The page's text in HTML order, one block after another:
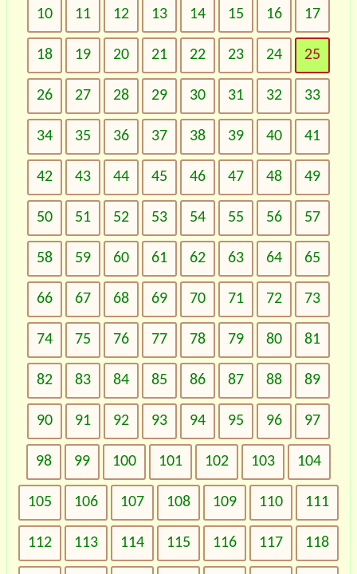
10 11 12 13 14 15 16 17
18 19 20 21 22 23 24 25
26 27 28 29 30 31 32 33
34 35 36 37 38 39 40 41
42 43 44 45 46 47 48 49
50 51 52 53 54 55 56 57
58 59 60 61 62 63 64 65
66 67 68 69 70 71 72 73
74 75 76 77 78 79 80 81
82 83 84 85 86 87 88 89
90 91 92 93 94 95 96 97
98 99 100 101 102 103 104
105 106 107 108 109 110 111
112 113 114 115 116 117 118